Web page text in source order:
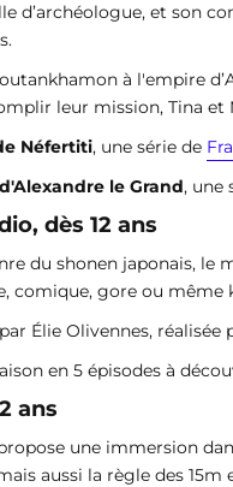
d’archéologue, et son
à l'empire
leur mission, Tina et
Néfertiti, une série de
le Grand, une
dès 12 ans
du shonen japonais, le
comique, gore ou même
Élie Olivennes, réalisée
en 5 épisodes à
ans
une immersion
aussi la règle des